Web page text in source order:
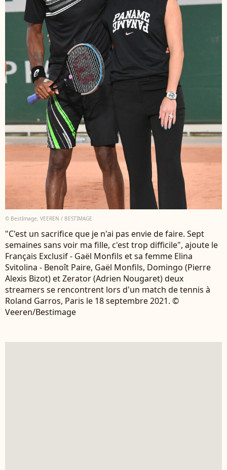
© BestImage, VEEREN / BESTIMAGE
"C'est un sacrifice que je n'ai pas envie de faire. Sept
semaines sans voir ma fille, c'est trop difficile", ajoute le
Français Exclusif - Gaël Monfils et sa femme Elina
Svitolina - Benoît Paire, Gaël Monfils, Domingo (Pierre
Alexis Bizot) et Zerator (Adrien Nougaret) deux
streamers se rencontrent lors d'un match de tennis à
Roland Garros, Paris le 18 septembre 2021. ©
Veeren/Bestimage